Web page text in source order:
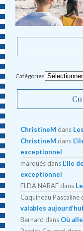
Catégories
ChristineM dans
ChristineM dans
exceptionnel
marqués dans L’ile
exceptionnel
ELDA NARAF dans
Caquineau Pascaline
valables aujourd’hui
Bernard dans Où